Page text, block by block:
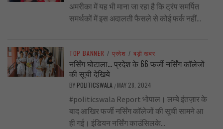
अमरीका में यह भी माना जा रहा है कि ट्रंप समर्पित
समर्थकों में इस अदालती फैसले से कोई फर्क नहीं...
TOP BANNER / प्रदेश / बड़ी खबर
नर्सिंग घोटाला… प्रदेश के 66 फर्जी नर्सिंग कॉलेजों
की सूची देखिये
BY POLITICSWALA / MAY 28, 2024
#politicswala Report भोपाल। लम्बे इंतज़ार के
बाद आखिर फर्जी नर्सिंग कॉलेजों की सूची सामने आ
ही गई। इंडियन नर्सिंग काउंसिलके...